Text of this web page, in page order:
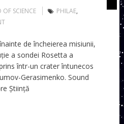
OF SCIENCE PHILAE,
de încheierea misiunii,
a sondei Rosetta a
într-un crater întunecos
Gerasimenko. Sound
Știință